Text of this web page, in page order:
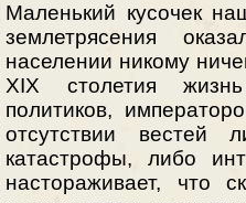
Маленький кусочек
землетрясения
населении никому
XIX столетия
политиков,
отсутствии вестей
катастрофы, либо
настораживает, что